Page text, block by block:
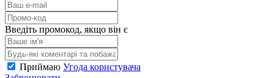
Введіть промокод, якщо він є
Приймаю Угода користувача